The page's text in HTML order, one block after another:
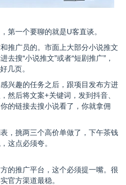
第一个要聊的就是U客直谈。
推广员的。市面上大部分小说推文
去搜“小说推文”或者“短剧推广”，
几页。
兴趣的任务之后，跟项目发布方进
然后将文案+关键词，发到抖音、
的链接去搜小说看了，你就拿佣
，挑两三个高价单做了，下午茶钱
这点必须夸。
的推广平台 ，这个必须提一嘴。很
官方渠道最稳。